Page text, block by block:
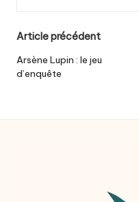
Post
navigation
Article précédent
Arsène Lupin : le jeu
d’enquête